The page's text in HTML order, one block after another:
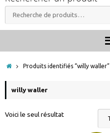
Recherche
pour :
Accueil
Produits identifiés “willy waller”
willy waller
Voici le seul résultat